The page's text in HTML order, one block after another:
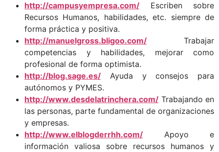
http://campusyempresa.com/ Escriben sobre
Recursos Humanos, habilidades, etc. siempre de
forma práctica y positiva.
http://manuelgross.bligoo.com/
Trabajar
competencias y habilidades, mejorar como
profesional de forma optimista.
http://blog.sage.es/ Ayuda y consejos para
autónomos y PYMES.
http://www.desdelatrinchera.com/ Trabajando en
las personas, parte fundamental de organizaciones
y empresas.
http://www.elblogderrhh.com/ Apoyo e
información valiosa sobre recursos humanos y